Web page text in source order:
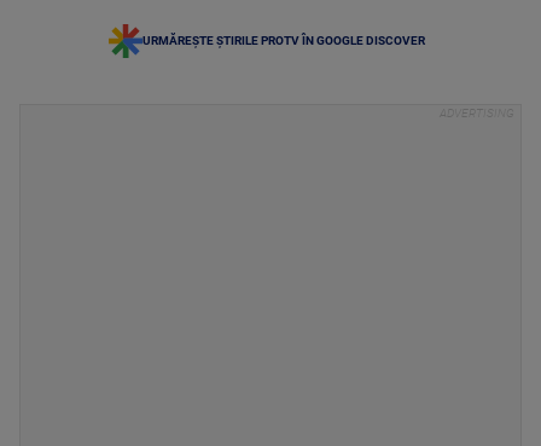
URMĂREȘTE ȘTIRILE PROTV ÎN GOOGLE DISCOVER